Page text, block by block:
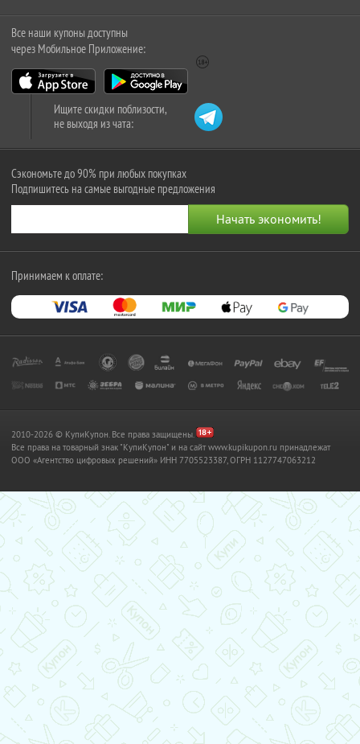
Все наши купоны доступны
через Мобильное Приложение:
Ищите скидки поблизости,
не выходя из чата:
Сэкономьте до 90% при любых покупках
Подпишитесь на самые выгодные предложения
Принимаем к оплате:
2010-2026 © КупиКупон. Все права защищены.
Все права на товарный знак "КупиКупон" и на сайт www.kupikupon.ru принадлежат
OOO «Агентство цифровых решений» ИНН 7705523387, ОГРН 1127747063212